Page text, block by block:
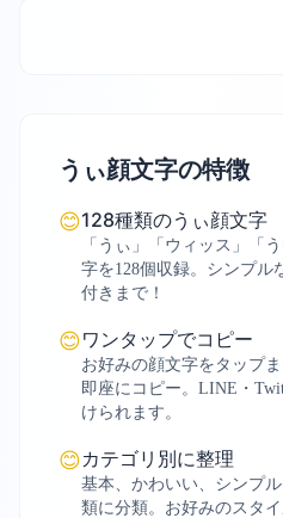
うぃ顔文字の特徴
😊128種類のうぃ顔文字
「うぃ」「ウィッス」「
字を128個収録。シンプル
付きまで！
😊ワンタップでコピー
お好みの顔文字をタップ
即座にコピー。LINE・
けられます。
😊カテゴリ別に整理
基本、かわいい、シンプ
類に分類。お好みのスタ